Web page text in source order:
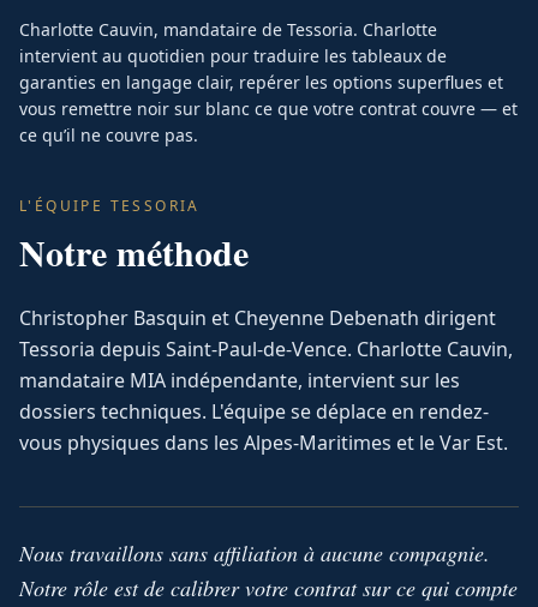
Charlotte Cauvin, mandataire de Tessoria. Charlotte
intervient au quotidien pour traduire les tableaux de
garanties en langage clair, repérer les options superflues et
vous remettre noir sur blanc ce que votre contrat couvre — et
ce qu’il ne couvre pas.
L'ÉQUIPE TESSORIA
Notre méthode
Christopher Basquin et Cheyenne Debenath dirigent
Tessoria depuis Saint-Paul-de-Vence. Charlotte Cauvin,
mandataire MIA indépendante, intervient sur les
dossiers techniques. L'équipe se déplace en rendez-
vous physiques dans les Alpes-Maritimes et le Var Est.
Nous travaillons sans affiliation à aucune compagnie.
Notre rôle est de calibrer votre contrat sur ce qui compte